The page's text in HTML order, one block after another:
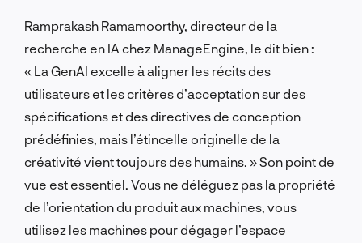
Ramprakash Ramamoorthy, directeur de la
recherche en IA chez ManageEngine, le dit bien :
« La GenAI excelle à aligner les récits des
utilisateurs et les critères d’acceptation sur des
spécifications et des directives de conception
prédéfinies, mais l’étincelle originelle de la
créativité vient toujours des humains. » Son point de
vue est essentiel. Vous ne déléguez pas la propriété
de l’orientation du produit aux machines, vous
utilisez les machines pour dégager l’espace